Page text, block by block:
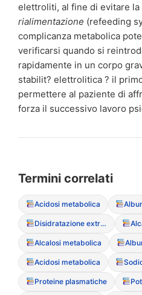
elettroliti, al fine di evitare la
rialimentazione (refeeding
complicanza metabolica
verificarsi quando si
rapidamente in un corpo
stabilit? elettrolitica ? il
permettere al paziente di
forza il successivo lavoro
Termini correlati
Acidosi metabolica
Disidratazione extracellulare
Alcalosi metabolica
Acidosi metabolica
Proteine plasmatiche